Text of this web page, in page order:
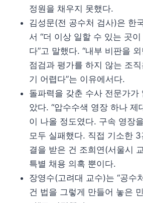
정원을 채우지 못했다.
김성문(전 공수처 검사)은 한
서 “더 이상 일할 수 있는 곳
다”고 말했다. “내부 비판을
점검과 평가를 하지 않는 조
기 어렵다”는 이유에서다.
돌파력을 갖춘 수사 전문가가
았다. “압수수색 영장 하나 제
이 나올 정도였다. 구속 영장
모두 실패했다. 직접 기소한
결을 받은 건 조희연(서울시
특별 채용 의혹 뿐이다.
장영수(고려대 교수)는 “공수
건 법을 그렇게 만들어 놓은